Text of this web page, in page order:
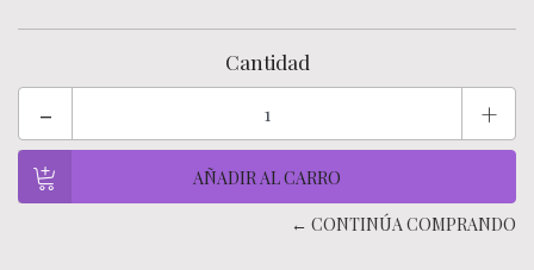
Cantidad
- +
← CONTINÚA COMPRANDO